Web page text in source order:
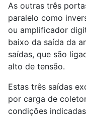
As outras três
paralelo como
ou amplificador
baixo da saída da
saídas, que são
alto de tensão.
Estas três saídas
por carga de
condições